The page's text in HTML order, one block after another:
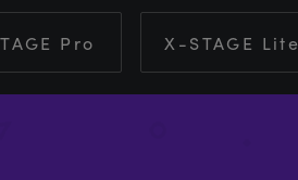
Pro X-STAGE Lite